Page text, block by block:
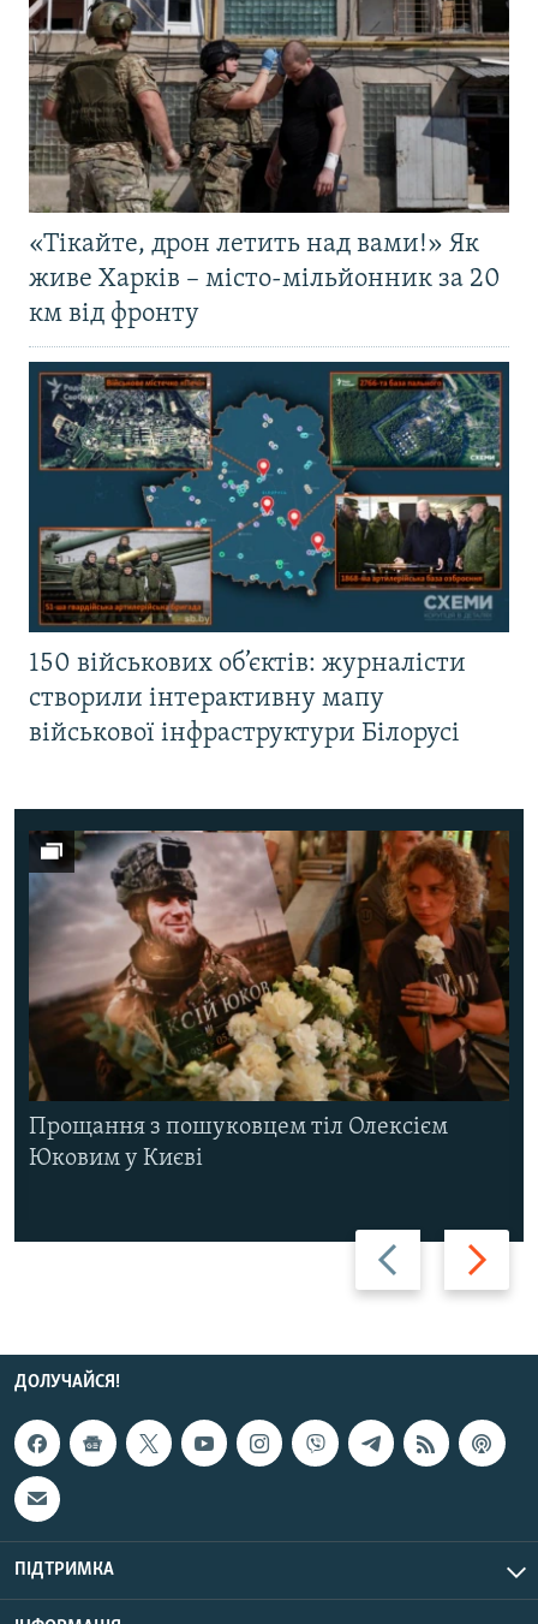
«Тікайте, дрон летить над вами!» Як
живе Харків – місто-мільйонник за 20
км від фронту
150 військових об’єктів: журналісти
створили інтерактивну мапу
військової інфраструктури Білорусі
Назад Вперед
Прощання з пошуковцем тіл Олексієм
Юковим у Києві
ДОЛУЧАЙСЯ!
ПІДТРИМКА